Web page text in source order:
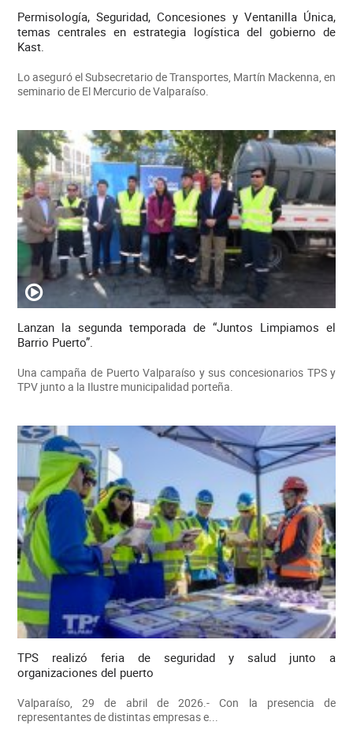
Permisología, Seguridad, Concesiones y Ventanilla Única,
temas centrales en estrategia logística del gobierno de
Kast.
Lo aseguró el Subsecretario de Transportes, Martín Mackenna, en
seminario de El Mercurio de Valparaíso.
Lanzan la segunda temporada de “Juntos Limpiamos el
Barrio Puerto”.
Una campaña de Puerto Valparaíso y sus concesionarios TPS y
TPV junto a la Ilustre municipalidad porteña.
TPS realizó feria de seguridad y salud junto a
organizaciones del puerto
Valparaíso, 29 de abril de 2026.- Con la presencia de
representantes de distintas empresas e...